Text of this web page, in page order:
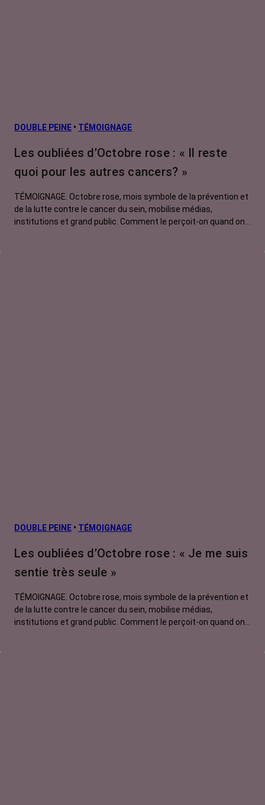
DOUBLE PEINE • TÉMOIGNAGE
Les oubliées d’Octobre rose : « Il reste
quoi pour les autres cancers? »
TÉMOIGNAGE. Octobre rose, mois symbole de la prévention et
de la lutte contre le cancer du sein, mobilise médias,
institutions et grand public. Comment le perçoit-on quand on
DOUBLE PEINE • TÉMOIGNAGE
Les oubliées d’Octobre rose : « Je me suis
sentie très seule »
TÉMOIGNAGE. Octobre rose, mois symbole de la prévention et
de la lutte contre le cancer du sein, mobilise médias,
institutions et grand public. Comment le perçoit-on quand on